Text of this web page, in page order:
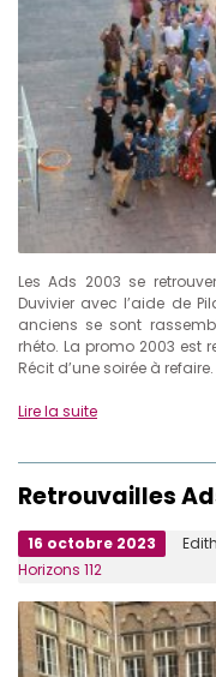
Les Ads 2003 se
Duvivier avec l’aide de
anciens se sont
rhéto. La promo 2003 est
Récit d’une soirée à
Lire la suite
Retrouvailles
16 octobre 2023
Horizons 112